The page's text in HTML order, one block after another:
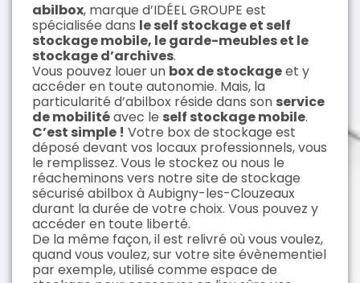
abilbox, marque d’IDÉEL GROUPE est
spécialisée dans le self stockage et self
stockage mobile, le garde-meubles et le
stockage d’archives.
Vous pouvez louer un box de stockageet y
accéder en toute autonomie. Mais, la
particularité d’abilbox réside dans son service
de mobilitéavec le self stockage mobile.
C’est simple ! Votre box de stockage est
déposé devant vos locaux professionnels, vous
le remplissez. Vous le stockez ou nous le
réacheminons vers notre site de stockage
sécurisé abilbox à Aubigny-les-Clouzeaux
durant la durée de votre choix. Vous pouvez y
accéder en toute liberté.
De la même façon, il est relivré où vous voulez,
quand vous voulez, sur votre site évènementiel
par exemple, utilisé comme espace de